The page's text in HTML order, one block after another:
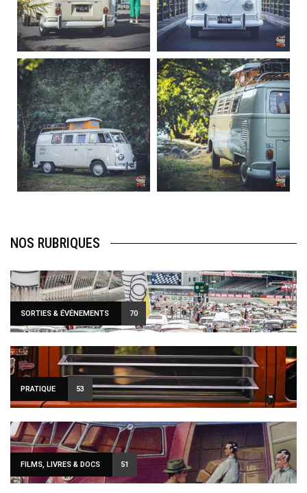
Sep 10
220
4
Août 10
177
0
becombi
Août 10
120
0
becombi
Août 10
108
0
NOS RUBRIQUES
SORTIES & ÉVÉNEMENTS 70
PRATIQUE 53
FILMS, LIVRES & DOCS 51